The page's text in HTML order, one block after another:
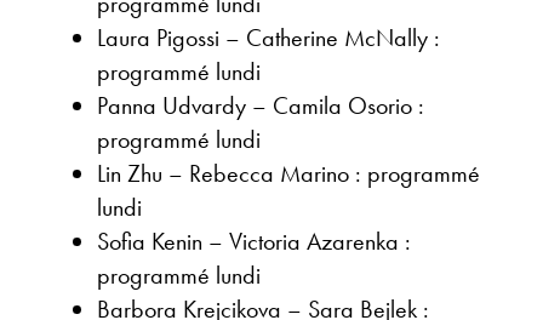
Laura Pigossi – Catherine McNally :
programmé lundi
Panna Udvardy – Camila Osorio :
programmé lundi
Lin Zhu – Rebecca Marino : programmé
lundi
Sofia Kenin – Victoria Azarenka :
programmé lundi
Barbora Krejcikova – Sara Bejlek :